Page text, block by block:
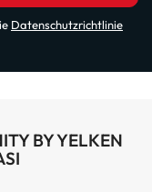
Datenschutzrichtlinie
BY YELKEN